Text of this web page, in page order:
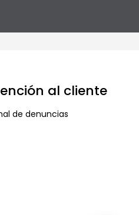
al cliente
de denuncias